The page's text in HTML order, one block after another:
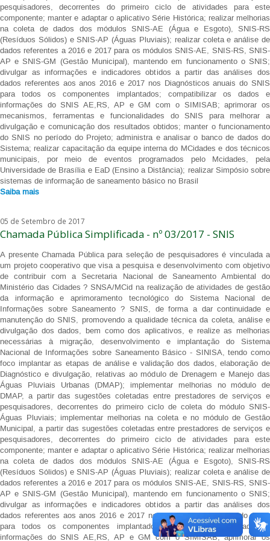
pesquisadores, decorrentes do primeiro ciclo de atividades para este
componente; manter e adaptar o aplicativo Série Histórica; realizar melhorias
na coleta de dados dos módulos SNIS-AE (Água e Esgoto), SNIS-RS
(Resíduos Sólidos) e SNIS-AP (Águas Pluviais); realizar coleta e análise de
dados referentes a 2016 e 2017 para os módulos SNIS-AE, SNIS-RS, SNIS-
AP e SNIS-GM (Gestão Municipal), mantendo em funcionamento o SNIS;
divulgar as informações e indicadores obtidos a partir das análises dos
dados referentes aos anos 2016 e 2017 nos Diagnósticos anuais do SNIS
para todos os componentes implantados; compatibilizar os dados e
informações do SNIS AE,RS, AP e GM com o SIMISAB; aprimorar os
mecanismos, ferramentas e funcionalidades do SNIS para melhorar a
divulgação e comunicação dos resultados obtidos; manter o funcionamento
do SNIS no período do Projeto; administra e analisar o banco de dados do
Sistema; realizar capacitação da equipe interna do MCidades e dos técnicos
municipais, por meio de eventos programados pelo Mcidades, pela
Universidade de Brasília e EaD (Ensino a Distância); realizar Simpósio sobre
sistemas de informação de saneamento básico no Brasil
Saiba mais
05 de Setembro de 2017
Chamada Pública Simplificada - nº 03/2017 - SNIS
A presente Chamada Pública para seleção de pesquisadores é vinculada a
um projeto cooperativo que visa a pesquisa e desenvolvimento com objetivo
de contribuir com a Secretaria Nacional de Saneamento Ambiental do
Ministério das Cidades ? SNSA/MCid na realização de atividades de gestão
da informação e aprimoramento tecnológico do Sistema Nacional de
Informações sobre Saneamento ? SNIS, de forma a dar continuidade e
manutenção do SNIS, promovendo a qualidade técnica da coleta, análise e
divulgação dos dados, bem como dos aplicativos, e realize as melhorias
necessárias à migração, desenvolvimento e implantação do Sistema
Nacional de Informações sobre Saneamento Básico - SINISA, tendo como
foco implantar as etapas de análise e validação dos dados, elaboração de
Diagnóstico e divulgação, relativas ao módulo de Drenagem e Manejo das
Águas Pluviais Urbanas (DMAP); implementar melhorias no módulo de
DMAP, a partir das sugestões coletadas entre prestadores de serviços e
pesquisadores, decorrentes do primeiro ciclo de coleta do módulo SNIS-
Águas Pluviais; implementar melhorias na coleta e no módulo de Gestão
Municipal, a partir das sugestões coletadas entre prestadores de serviços e
pesquisadores, decorrentes do primeiro ciclo de atividades para este
componente; manter e adaptar o aplicativo Série Histórica; realizar melhorias
na coleta de dados dos módulos SNIS-AE (Água e Esgoto), SNIS-RS
(Resíduos Sólidos) e SNIS-AP (Águas Pluviais); realizar coleta e análise de
dados referentes a 2016 e 2017 para os módulos SNIS-AE, SNIS-RS, SNIS-
AP e SNIS-GM (Gestão Municipal), mantendo em funcionamento o SNIS;
divulgar as informações e indicadores obtidos a partir das análises dos
dados referentes aos anos 2016 e 2017 nos Diagnósticos anuais do SNIS
para todos os componentes implantados; compatibilizar os dados e
informações do SNIS AE,RS, AP e GM com o SIMISAB; aprimorar os